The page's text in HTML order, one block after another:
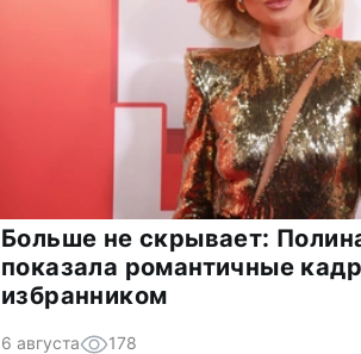
Больше не скрывает:
показала романтичные
избранником
6 августа 178